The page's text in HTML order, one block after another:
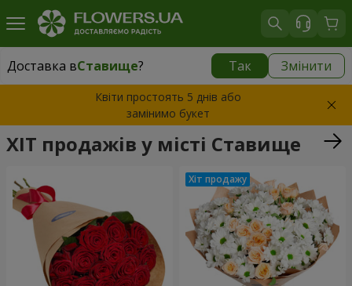
Доставка вСтавище? Так Змінити
Доставка вСтавище|
Квіти простоять 5 днів або
замінимо букет
ХІТ продажів у місті Ставище